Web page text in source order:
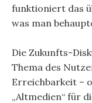
funktioniert das
was man
Die Zukunfts-
Thema des
Erreichbarkeit –
„Altmedien“ für